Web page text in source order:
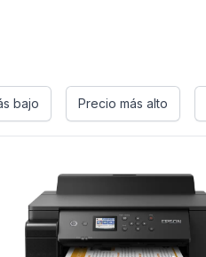
bajo Precio más alto